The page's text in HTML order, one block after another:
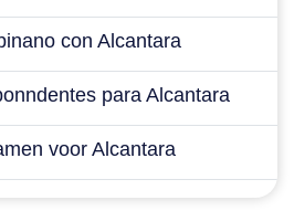
con Alcantara
para Alcantara
voor Alcantara